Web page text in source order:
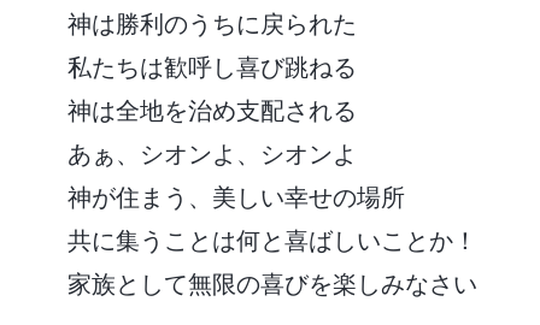
神は勝利のうちに戻られた
私たちは歓呼し喜び跳ねる
神は全地を治め支配される
あぁ、シオンよ、シオンよ
神が住まう、美しい幸せの場所
共に集うことは何と喜ばしいことか！
家族として無限の喜びを楽しみなさい